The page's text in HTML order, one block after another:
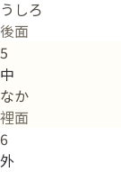
うしろ
後面
5
中
なか
裡面
6
外